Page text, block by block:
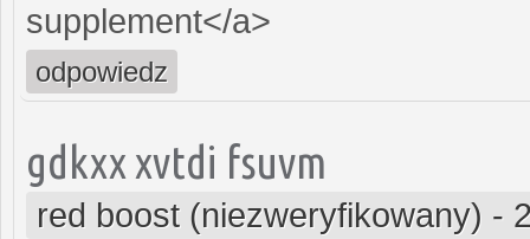
supplement</a>
odpowiedz
gdkxx xvtdi fsuvm
red boost (niezweryfikowany) -